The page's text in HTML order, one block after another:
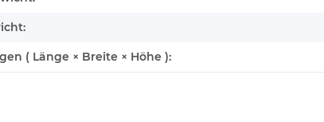
( Länge × Breite × Höhe ):